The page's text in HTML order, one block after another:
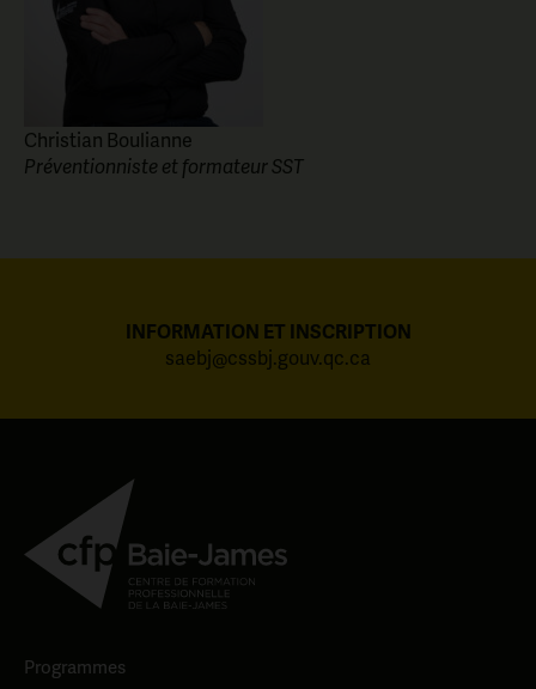
Christian Boulianne
Préventionniste et formateur SST
INFORMATION ET INSCRIPTION
saebj@cssbj.gouv.qc.ca
Programmes